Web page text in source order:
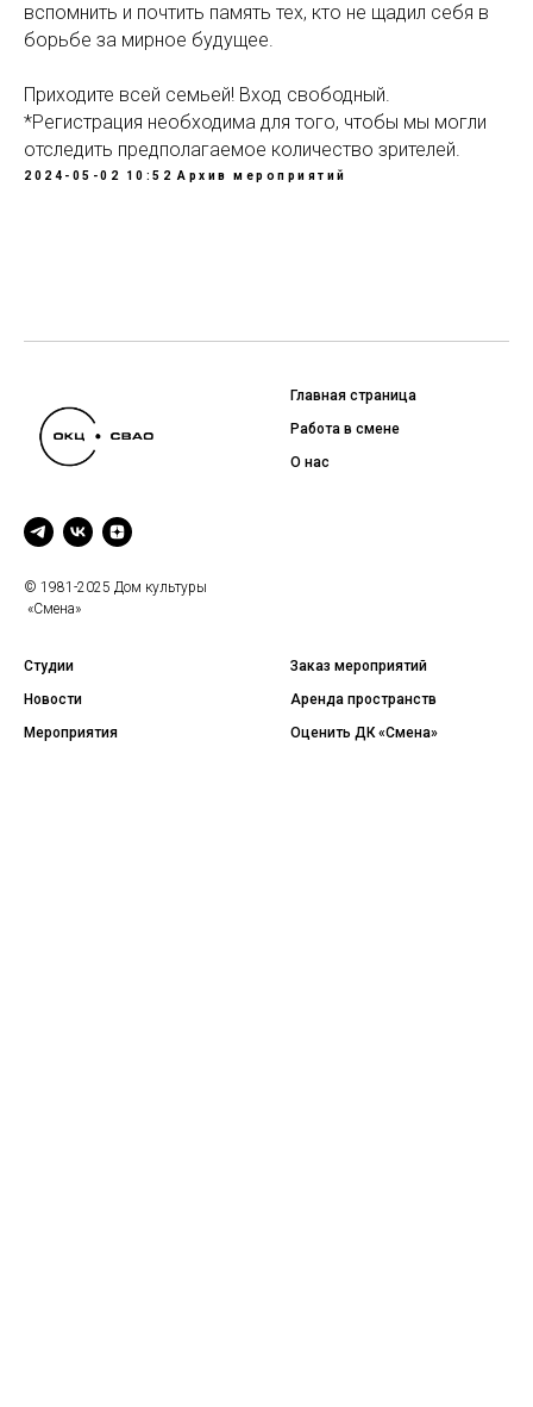
вспомнить и почтить память тех, кто не щадил себя в
борьбе за мирное будущее.
Приходите всей семьей! Вход свободный.
*Регистрация необходима для того, чтобы мы могли
отследить предполагаемое количество зрителей.
2024-05-02 10:52 Архив мероприятий
© 1981-2025 Дом культуры
«Смена»
Главная страница
Работа в смене
О нас
Студии
Новости
Мероприятия
Заказ мероприятий
Аренда пространств
Оценить ДК «Смена»